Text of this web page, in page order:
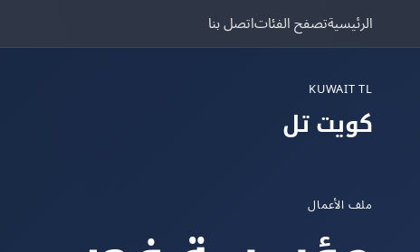
الرئيسيةتصفح الفئاتاتصل بنا
KUWAIT TL
كويت تل
ملف الأعمال